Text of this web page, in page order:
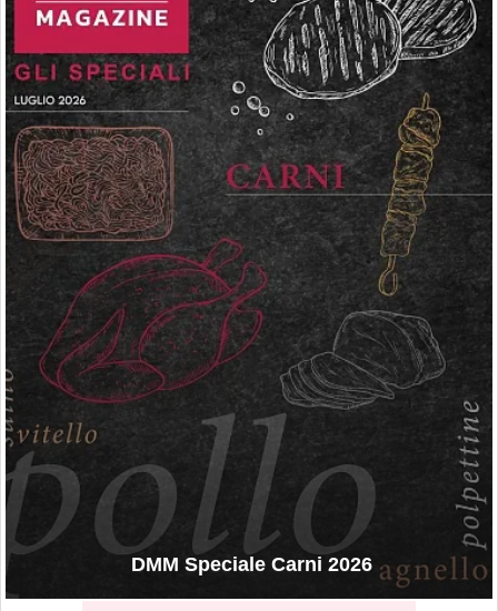
DMM Speciale Carni 2026